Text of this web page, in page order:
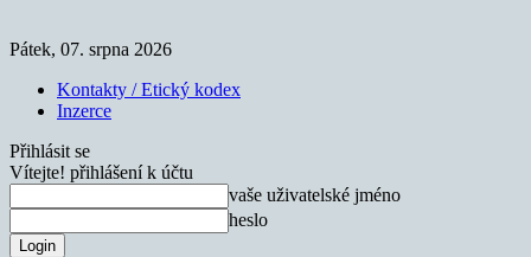
Pátek, 07. srpna 2026
Kontakty / Etický kodex
Inzerce
Přihlásit se
Vítejte! přihlášení k účtu
vaše uživatelské jméno
heslo